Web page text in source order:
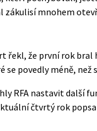
mnohem
řekl, že první rok bral
povedly méně, než
RFA nastavit další
čtvrtý rok